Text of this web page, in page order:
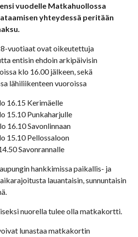
vuodelle Matkahuollossa
yhteydessä peritään
vuotiaat ovat oikeutettuja
entisin ehdoin arkipäivisin
klo 16.00 jälkeen, sekä
lähiliikenteen vuoroissa
16.15 Kerimäelle
15.10 Punkaharjulle
16.10 Savonlinnaan
15.10 Pellossaloon
Savonrannalle
hankkimissa paikallis- ja
lauantaisin, sunnuntaisin
nuorella tulee olla matkakortti.
lunastaa matkakortin